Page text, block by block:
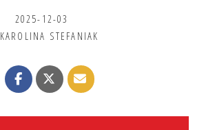
2025-12-03
KAROLINA STEFANIAK